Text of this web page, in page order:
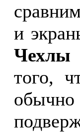
и
Чехлы
того,